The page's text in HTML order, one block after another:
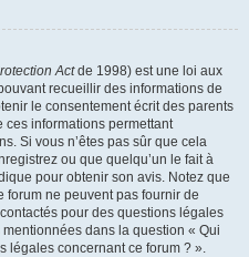
Actde 1998) est une loi aux
recueillir des informations de
le consentement écrit des parents
ces informations permettant
Si vous n’êtes pas sûr que cela
ou que quelqu’un le fait à
pour obtenir son avis. Notez que
forum ne peuvent pas fournir de
pour des questions légales
dans la question « Qui
légales concernant ce forum ? ».